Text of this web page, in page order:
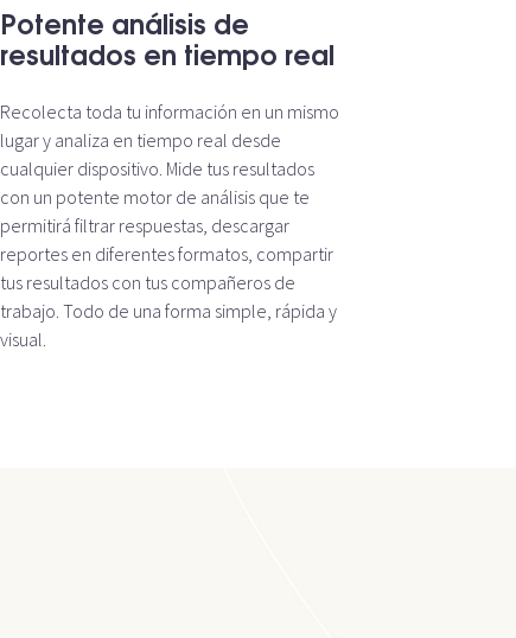
Potente análisis de
resultados en tiempo real
Recolecta toda tu información en un mismo
lugar y analiza en tiempo real desde
cualquier dispositivo. Mide tus resultados
con un potente motor de análisis que te
permitirá filtrar respuestas, descargar
reportes en diferentes formatos, compartir
tus resultados con tus compañeros de
trabajo. Todo de una forma simple, rápida y
visual.